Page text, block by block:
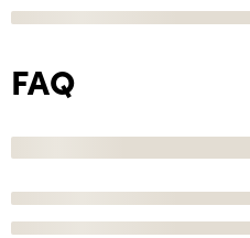
FAQ